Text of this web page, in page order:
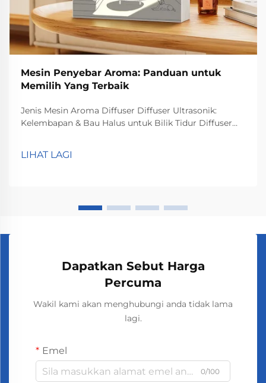
Mesin Penyebar Aroma: Panduan untuk
Memilih Yang Terbaik
Jenis Mesin Aroma Diffuser Diffuser Ultrasonik:
Kelembapan & Bau Halus untuk Bilik Tidur Diffuser
asasnya melakukan dua perkara sekaligus. Apa yang
LIHAT LAGI
Dapatkan Sebut Harga
Percuma
Wakil kami akan menghubungi anda tidak lama
lagi.
Emel
0/100